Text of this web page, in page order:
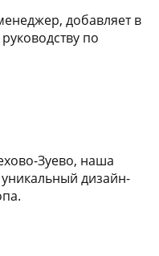
добавляет в
по
Зуево, наша
дизайн-